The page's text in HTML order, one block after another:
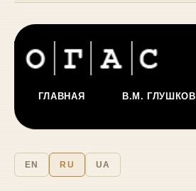
ГЛАВНАЯ В.М. ГЛУШКОВ
EN RU UA